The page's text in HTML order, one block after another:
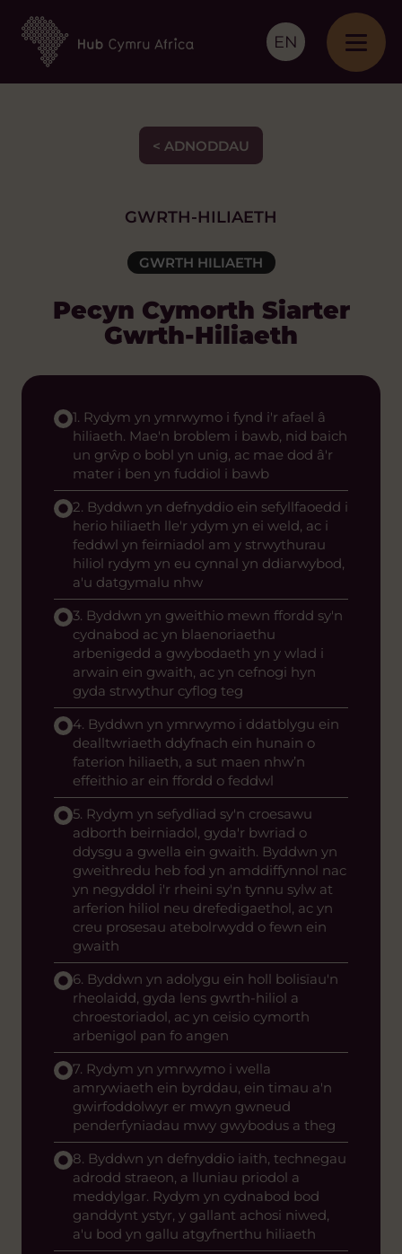
EN
< ADNODDAU
GWRTH-HILIAETH
GWRTH HILIAETH
Pecyn Cymorth Siarter
Gwrth-Hiliaeth
1. Rydym yn ymrwymo i fynd i'r afael â
hiliaeth. Mae'n broblem i bawb, nid baich
un grŵp o bobl yn unig, ac mae dod â'r
mater i ben yn fuddiol i bawb
2. Byddwn yn defnyddio ein sefyllfaoedd i
herio hiliaeth lle'r ydym yn ei weld, ac i
feddwl yn feirniadol am y strwythurau
hiliol rydym yn eu cynnal yn ddiarwybod,
a'u datgymalu nhw
3. Byddwn yn gweithio mewn ffordd sy'n
cydnabod ac yn blaenoriaethu
arbenigedd a gwybodaeth yn y wlad i
arwain ein gwaith, ac yn cefnogi hyn
gyda strwythur cyflog teg
4. Byddwn yn ymrwymo i ddatblygu ein
dealltwriaeth ddyfnach ein hunain o
faterion hiliaeth, a sut maen nhw’n
effeithio ar ein ffordd o feddwl
5. Rydym yn sefydliad sy'n croesawu
adborth beirniadol, gyda'r bwriad o
ddysgu a gwella ein gwaith. Byddwn yn
gweithredu heb fod yn amddiffynnol nac
yn negyddol i'r rheini sy'n tynnu sylw at
arferion hiliol neu drefedigaethol, ac yn
creu prosesau atebolrwydd o fewn ein
gwaith
6. Byddwn yn adolygu ein holl bolisïau'n
rheolaidd, gyda lens gwrth-hiliol a
chroestoriadol, ac yn ceisio cymorth
arbenigol pan fo angen
7. Rydym yn ymrwymo i wella
amrywiaeth ein byrddau, ein timau a'n
gwirfoddolwyr er mwyn gwneud
penderfyniadau mwy gwybodus a theg
8. Byddwn yn defnyddio iaith, technegau
adrodd straeon, a lluniau priodol a
meddylgar. Rydym yn cydnabod bod
ganddynt ystyr, y gallant achosi niwed,
a'u bod yn gallu atgyfnerthu hiliaeth